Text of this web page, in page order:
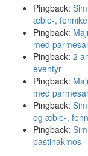
Pingback:
æble-,
Pingback:
med
Pingback: 2
eventyr
Pingback:
med
Pingback:
og æble-,
Pingback:
pastinakmos